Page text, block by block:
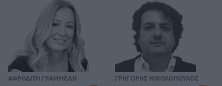
ΑΦΡΟΔΙΤΗ ΓΡΑΜΜΕΛΗ ΓΡΗΓΟΡΗΣ ΝΙΚΟΛΟΠΟΥΛΟΣ